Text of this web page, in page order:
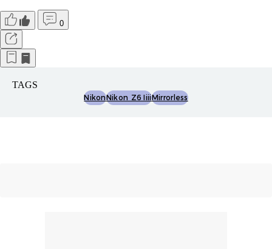
0
TAGS
NikonNikon Z6 IiiiMirrorless